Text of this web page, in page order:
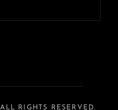
RIGHTS RESERVED.